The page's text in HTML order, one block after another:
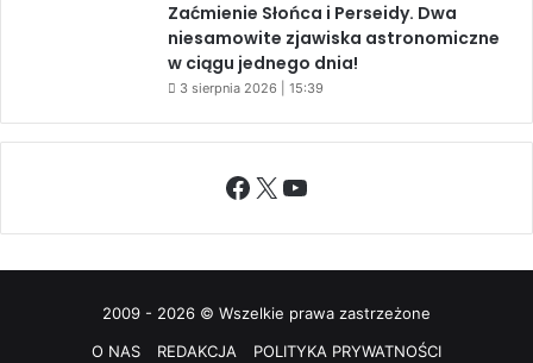
Zaćmienie Słońca i Perseidy. Dwa
niesamowite zjawiska astronomiczne
w ciągu jednego dnia!
3 sierpnia 2026 | 15:39
Facebook
X YouTube
2009 - 2026 © Wszelkie prawa zastrzeżone
O NAS
REDAKCJA POLITYKA PRYWATNOŚCI